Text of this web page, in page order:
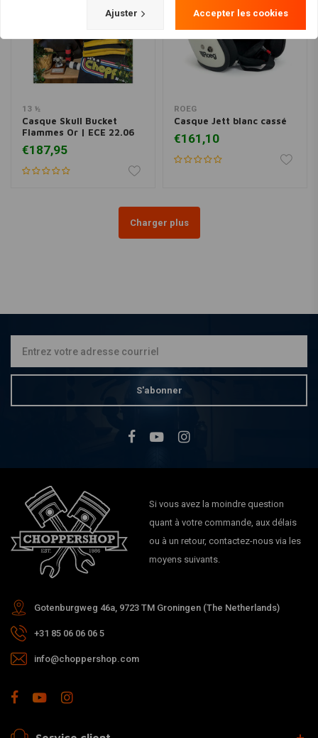
13 ½
Casque Skull Bucket
Flammes Or | ECE 22.06
€187,95
ROEG
Casque Jett blanc cassé
€161,10
Charger plus
S'abonner
Si vous avez la moindre question
quant à votre commande, aux délais
ou à un retour, contactez-nous via les
moyens suivants.
Gotenburgweg 46a, 9723 TM Groningen (The Netherlands)
+31 85 06 06 06 5
info@choppershop.com
Ajuster Accepter les cookies